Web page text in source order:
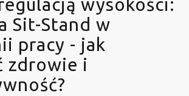
wysokości:
Sit-Stand w
pracy - jak
zdrowie i